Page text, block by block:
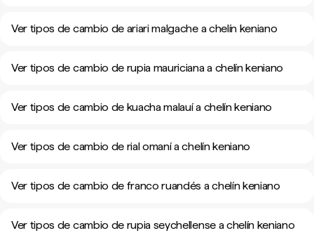
Ver tipos de cambio de ariari malgache a chelín keniano
Ver tipos de cambio de rupia mauriciana a chelín keniano
Ver tipos de cambio de kuacha malauí a chelín keniano
Ver tipos de cambio de rial omaní a chelín keniano
Ver tipos de cambio de franco ruandés a chelín keniano
Ver tipos de cambio de rupia seychellense a chelín keniano